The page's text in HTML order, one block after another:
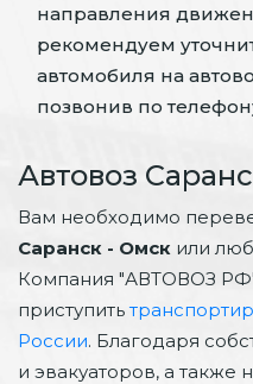
направления
рекомендуем
автомобиля на
позвонив по
Автовоз
Вам необходимо
Саранск - Омск или
Компания "АВТОВОЗ РФ"
приступить
России. Благодаря
и эвакуаторов, а также